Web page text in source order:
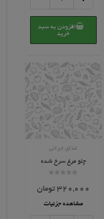
قزل
آلا
عدد
افزودن به سبد
خرید
غذای ایرانی
چلو مرغ سرخ شده
0
از
320,000 تومان
مشاهده جزئیات